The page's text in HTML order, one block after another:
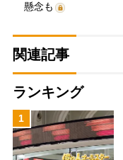
懸念も
関連記事
ランキング
1